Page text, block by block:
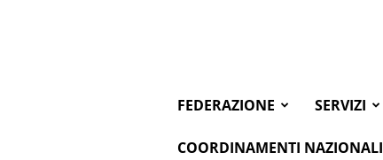
FEDERAZIONE SERVIZI
COORDINAMENTI NAZIONALI